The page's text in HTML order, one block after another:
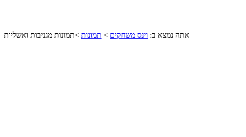
אתה נמצא ב: וינס משחקים > תמונות >תמונות מגניבות ואשליות